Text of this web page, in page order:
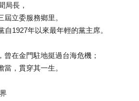
局長，
立委服務鄉里。
自1927年以來最年輕的黨主席。
曾在金門駐地挺過台海危機；
，貫穿其一生。